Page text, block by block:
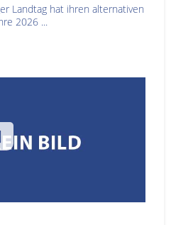
Landtag hat ihren alternativen
2026 ...